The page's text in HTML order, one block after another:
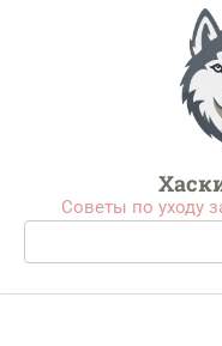
Советы по уходу
Поиск: